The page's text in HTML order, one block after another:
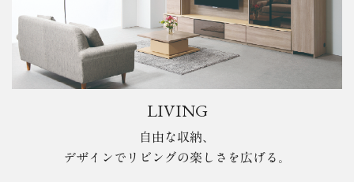
LIVING
自由な収納、
デザインでリビングの楽しさを広げる。